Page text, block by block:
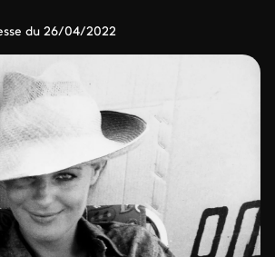
du 26/04/2022